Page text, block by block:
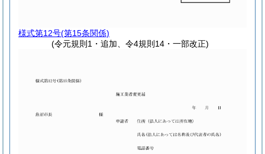
様式第12号(第15条関係)
(令元規則1・追加、令4規則14・一部改正)